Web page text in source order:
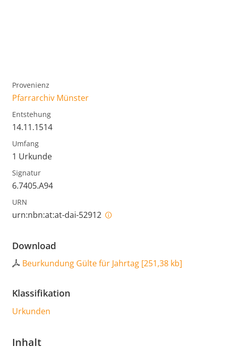
Provenienz
Pfarrarchiv Münster
Entstehung
14.11.1514
Umfang
1 Urkunde
Signatur
6.7405.A94
URN
urn:nbn:at:at-dai-52912
Download
Beurkundung Gülte für Jahrtag [251,38 kb]
Klassifikation
Urkunden
Inhalt